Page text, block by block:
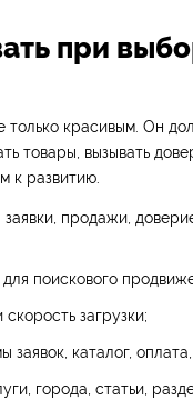
при
красивым. Он
товары, вызывать
к развитию.
продажи,
поискового
загрузки;
каталог,
города, статьи,